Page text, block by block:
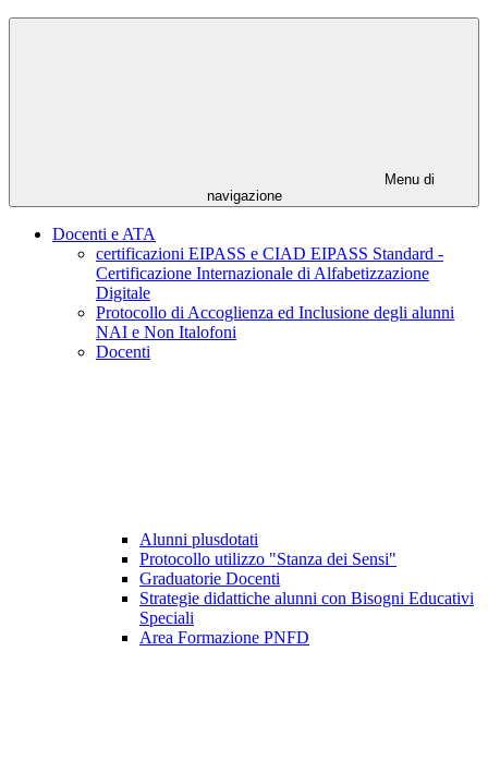
Menu di
navigazione
Docenti e ATA
certificazioni EIPASS e CIAD EIPASS Standard -
Certificazione Internazionale di Alfabetizzazione
Digitale
Protocollo di Accoglienza ed Inclusione degli alunni
NAI e Non Italofoni
Docenti
Alunni plusdotati
Protocollo utilizzo "Stanza dei Sensi"
Graduatorie Docenti
Strategie didattiche alunni con Bisogni Educativi
Speciali
Area Formazione PNFD